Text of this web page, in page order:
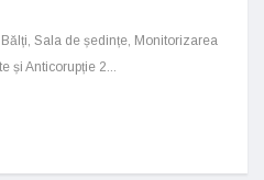
Sala de ședințe, Monitorizarea
și Anticorupție 2...